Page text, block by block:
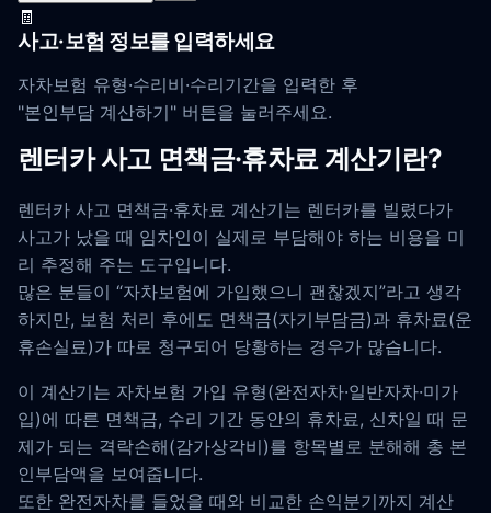
🧾
사고·보험 정보를 입력하세요
자차보험 유형·수리비·수리기간을 입력한 후
"본인부담 계산하기" 버튼을 눌러주세요.
렌터카 사고 면책금·휴차료 계산기란?
렌터카 사고 면책금·휴차료 계산기는 렌터카를 빌렸다가
사고가 났을 때 임차인이 실제로 부담해야 하는 비용을 미
리 추정해 주는 도구입니다.
많은 분들이 “자차보험에 가입했으니 괜찮겠지”라고 생각
하지만, 보험 처리 후에도 면책금(자기부담금)과 휴차료(운
휴손실료)가 따로 청구되어 당황하는 경우가 많습니다.
이 계산기는 자차보험 가입 유형(완전자차·일반자차·미가
입)에 따른 면책금, 수리 기간 동안의 휴차료, 신차일 때 문
제가 되는 격락손해(감가상각비)를 항목별로 분해해 총 본
인부담액을 보여줍니다.
또한 완전자차를 들었을 때와 비교한 손익분기까지 계산